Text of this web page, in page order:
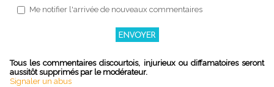
Me notifier l'arrivée de nouveaux commentaires
Tous les commentaires discourtois, injurieux ou diffamatoires seront
aussitôt supprimés par le modérateur.
Signaler un abus